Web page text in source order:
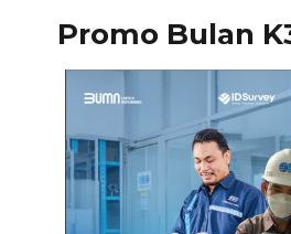
Promo Bulan